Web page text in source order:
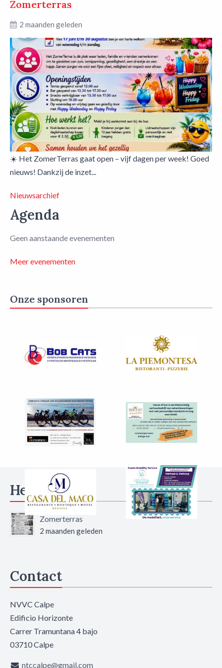
Zomerterras
2 maanden geleden
☀️ Het ZomerTerras gaat open – vijf dagen per week! Goed
nieuws! Dankzij de inzet...
Nieuwsarchief
Agenda
Geen aanstaande evenementen
Meer evenementen
Onze sponsoren
Headlines
Zomerterras
2 maanden geleden
Contact
NVVC Calpe
Edificio Horizonte
Carrer Tramuntana 4 bajo
03710 Calpe
ntccalpe@gmail.com